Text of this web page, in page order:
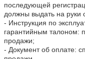
последующей
должны выдать на
- Инструкция по
гарантийным талоном:
продажи;
- Документ об оплате: